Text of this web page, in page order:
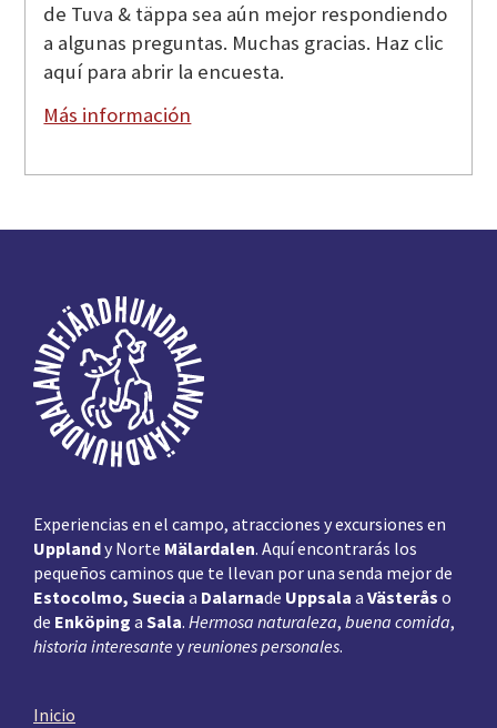
de Tuva & täppa sea aún mejor respondiendo
a algunas preguntas. Muchas gracias. Haz clic
aquí para abrir la encuesta.
Más información
página
Experiencias en el campo, atracciones y excursiones en
Upplandy Norte Mälardalen. Aquí encontrarás los
pequeños caminos que te llevan por una senda mejor de
Estocolmo, Suecia a Dalarnade Uppsala a Västerås o
de Enköping a Sala. Hermosa naturaleza, buena comida,
historia interesante yreuniones personales.
Inicio